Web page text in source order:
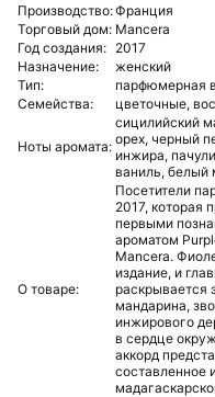
Производство:Франция
Торговый дом: Mancera
Год создания: 2017
Назначение:
женский
Тип:
парфюмерная
Семейства:
цветочные,
Ноты аромата:
сицилийский
орех, черный
инжира,
ваниль, белый
О товаре:
Посетители
2017, которая
первыми
ароматом
Mancera.
издание, и
раскрывается
мандарина,
инжирового
в сердце
аккорд
составленное